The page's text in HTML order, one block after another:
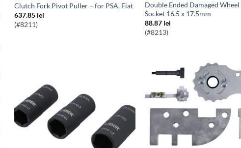
Clutch Fork Pivot Puller – for PSA, Fiat
637.85 lei
(#8211)
Double Ended Damaged Wheel Nut
Socket 16.5 x 17.5mm
88.87 lei
(#8213)